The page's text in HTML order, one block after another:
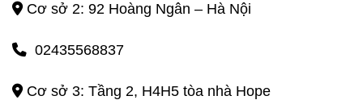
Cơ sở 2: 92 Hoàng Ngân – Hà Nội
02435568837
Cơ sở 3: Tầng 2, H4H5 tòa nhà Hope